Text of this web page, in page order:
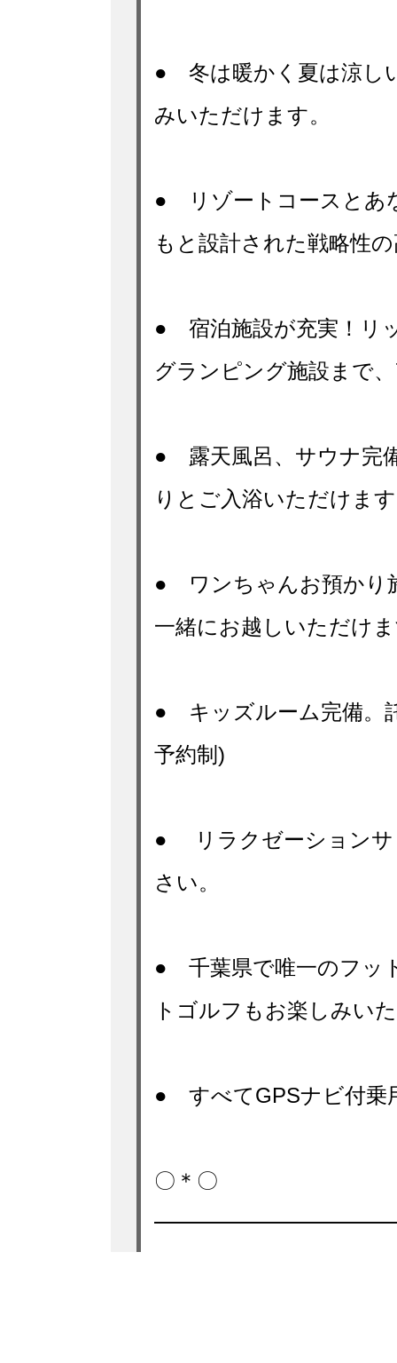
● 冬は暖かく夏は涼し
みいただけます。
● リゾートコースとあ
もと設計された戦略性
● 宿泊施設が充実！リ
グランピング施設まで
● 露天風呂、サウナ完
りとご入浴いただけま
● ワンちゃんお預かり
一緒にお越しいただけ
● キッズルーム完備。
予約制)
● リラクゼーションサ
さい。
● 千葉県で唯一のフッ
トゴルフもお楽しみい
● すべてGPSナビ付乗
〇＊〇